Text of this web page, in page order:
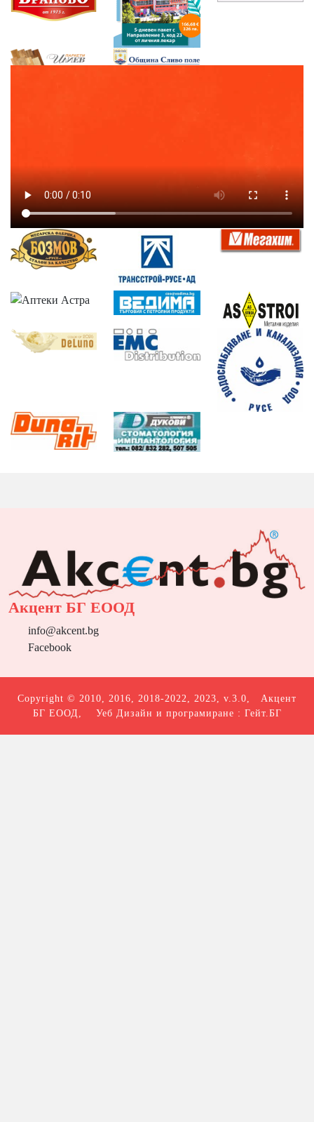
Акцент БГ ЕООД
info@akcent.bg
Facebook
Copyright © 2010, 2016, 2018-2022, 2023, v.3.0, Акцент
БГ ЕООД , Уеб Дизайн и програмиране : Гейт.БГ